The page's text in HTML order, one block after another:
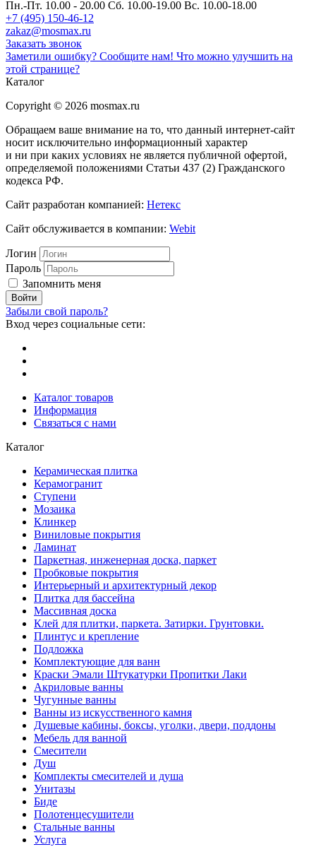
Пн.-Пт. 10.00 - 20.00 Сб. 10.00-19.00 Вс. 10.00-18.00
+7 (495) 150-46-12
zakaz@mosmax.ru
Заказать звонок
Заметили ошибку? Сообщите нам! Что можно улучшить на
этой странице?
Каталог
Copyright © 2026 mosmax.ru
Обращаем ваше внимание на то, что данный интернет-сайт
носит исключительно информационный характер
и ни при каких условиях не является публичной офертой,
определяемой положениями Статьи 437 (2) Гражданского
кодекса РФ.
Сайт разработан компанией: Нетекс
Сайт обслуживается в компании: Webit
Логин
Пароль
Запомнить меня
Забыли свой пароль?
Вход через социальные сети:
Каталог товаров
Информация
Связаться с нами
Каталог
Керамическая плитка
Керамогранит
Ступени
Мозаика
Клинкер
Виниловые покрытия
Ламинат
Паркетная, инженерная доска, паркет
Пробковые покрытия
Интерьерный и архитектурный декор
Плитка для бассейна
Массивная доска
Клей для плитки, паркета. Затирки. Грунтовки.
Плинтус и крепление
Подложка
Комплектующие для ванн
Краски Эмали Штукатурки Пропитки Лаки
Акриловые ванны
Чугунные ванны
Ванны из искусственного камня
Душевые кабины, боксы, уголки, двери, поддоны
Мебель для ванной
Смесители
Душ
Комплекты смесителей и душа
Унитазы
Биде
Полотенцесушители
Стальные ванны
Услуга